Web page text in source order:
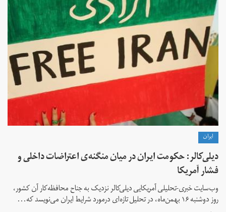
ايران
دیلی‌کالر: حکومت ایران در میان منگنه‌ی اعتراضات داخلی و
فشار آمریکا
وب‌سایت خبری-تحلیلی آمریکایی دیلی‌کالر نزدیک به جناح محافظه‌کار آن کشور،
روز دوشنبه ۱۶ بهمن‌ماه، در تحلیل تازه‌ای درمورد شرایط ایران می‌نویسد که...